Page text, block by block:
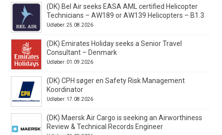
(DK) Bel Air seeks EASA AML certified Helicopter
Technicians – AW189 or AW139 Helicopters – B1.3
Udløber: 25.08.2026
(DK) Emirates Holiday seeks a Senior Travel
Consultant – Denmark
Udløber: 01.09.2026
(DK) CPH søger en Safety Risk Management
Koordinator
Udløber: 17.08.2026
(DK) Maersk Air Cargo is seeking an Airworthiness
Review & Technical Records Engineer